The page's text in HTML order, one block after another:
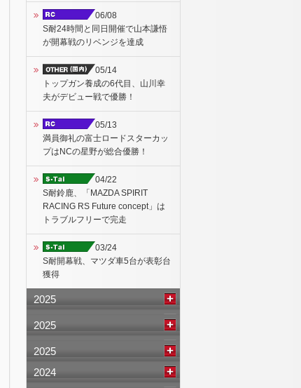
06/08
S耐24時間と同日開催で山本謙悟
が開幕戦のリベンジを達成
05/14
トップガン養成の6代目、山川幸
夫がデビュー戦で優勝！
05/13
満員御礼の富士ロードスターカッ
プはNCの星野が総合優勝！
04/22
S耐鈴鹿、「MAZDA SPIRIT
RACING RS Future concept」は
トラブルフリーで完走
03/24
S耐開幕戦、マツダ車5台が表彰台
獲得
2025
2025
2025
2024